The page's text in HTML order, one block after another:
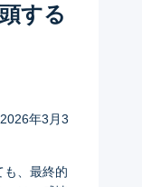
する
2026年3月3
も、最終的